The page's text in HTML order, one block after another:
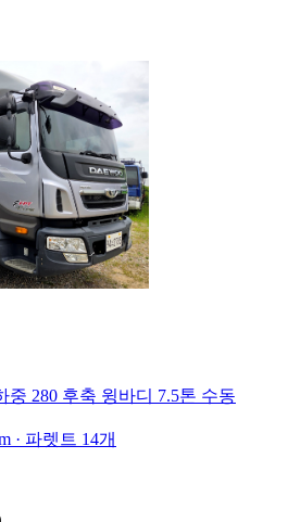
중 280 후축 윙바디 7.5톤 수동
· 파렛트 14개